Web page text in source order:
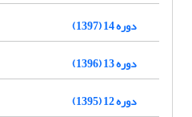
دوره 14 (1397)
دوره 13 (1396)
دوره 12 (1395)